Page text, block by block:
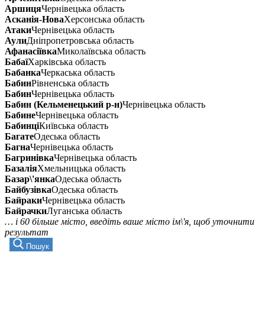
АршицяЧернівецька область
Асканія-НоваХерсонська область
АтакиЧернівецька область
АулиДніпропетровська область
АфанасіївкаМиколаївська область
БабаїХарківська область
БабанкаЧеркаська область
БабинРівненська область
БабинЧернівецька область
Бабин (Кельменецький р-н)Чернівецька область
БабинеЧернівецька область
БабинціКиївська область
БагатеОдеська область
БагнаЧернівецька область
БагринівкаЧернівецька область
БазаліяХмельницька область
Базар\'янкаОдеська область
БайбузівкаОдеська область
БайракиЧернівецька область
БайрачкиЛуганська область
… і 60 більше місто, введіть ваше місто ім\'я, щоб уточнити
результат
Пошук